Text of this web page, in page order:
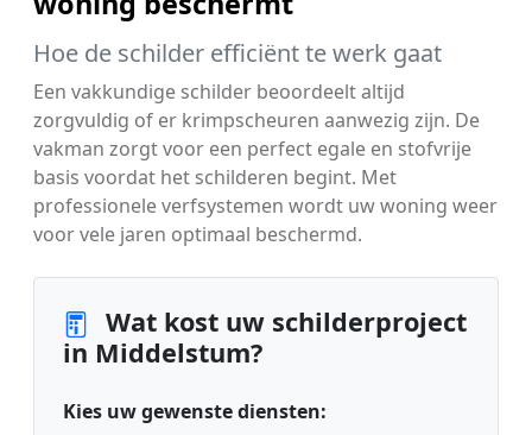
Hoe de schilder efficiënt te werk gaat
Een vakkundige schilder beoordeelt altijd
zorgvuldig of er krimpscheuren aanwezig zijn. De
vakman zorgt voor een perfect egale en stofvrije
basis voordat het schilderen begint. Met
professionele verfsystemen wordt uw woning weer
voor vele jaren optimaal beschermd.
Wat kost uw schilderproject
in Middelstum?
Kies uw gewenste diensten: